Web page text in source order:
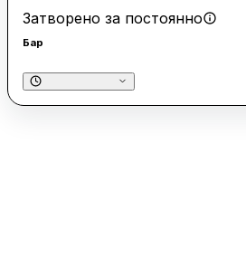
Затворено за постоянно
Бар